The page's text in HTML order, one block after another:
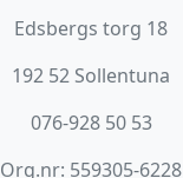
Edsbergs torg 18
192 52 Sollentuna
076-928 50 53
Org.nr: 559305-6228